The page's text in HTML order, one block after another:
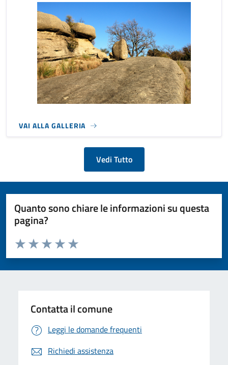
VAI ALLA GALLERIA
Vedi Tutto
Quanto sono chiare le informazioni su questa
pagina?
Valuta da 1 a 5 stelle la pagina
Valuta 5 stelle su 5
Valuta 4 stelle su 5
Valuta 3 stelle su 5
Valuta 2 stelle su 5
Valuta 1 stelle su 5
Contatta il comune
Leggi le domande frequenti
Richiedi assistenza